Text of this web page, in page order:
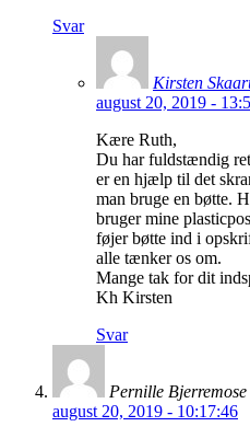
Svar
Kirsten
august 20, 2019 -
Kære Ruth,
Du har fuldstændig
er en hjælp til det
man bruge en bøtte.
bruger mine
føjer bøtte ind i
alle tænker os om.
Mange tak for dit
Kh Kirsten
Svar
Pernille Bjerremose
august 20, 2019 - 10:17:46